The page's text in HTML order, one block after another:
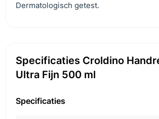
Dermatologisch getest.
Specificaties Croldino
Ultra Fijn 500 ml
Specificaties